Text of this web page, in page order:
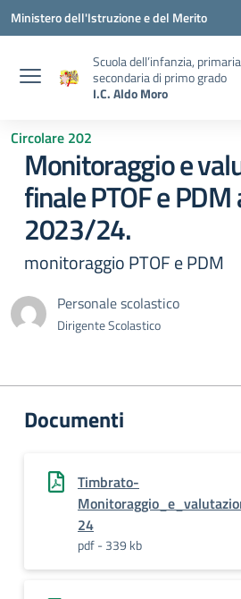
Vai ai contenuti
Vai al menu di navigazione
Vai al footer
Ministero dell'Istruzione e del Merito
Scuola dell’infanzia,
secondaria di primo grado
I.C. Aldo Moro
Circolare 202
Monitoraggio e
finale PTOF e PDM
2023/24.
monitoraggio PTOF e PDM
Personale scolastico
Dirigente Scolastico
Documenti
Timbrato-
24
pdf - 339 kb